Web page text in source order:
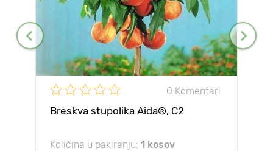
0 Komentari
Breskva stupolika Aida®, C2
Količina u pakiranju: 1 kosov